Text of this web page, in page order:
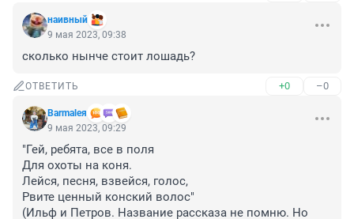
наивный
9 мая 2023, 09:38
сколько нынче стоит лошадь?
ОТВЕТИТЬ +0 –0
Barmaleя
9 мая 2023, 09:29
"Гей, ребята, все в поля
Для охоты на коня.
Лейся, песня, взвейся, голос,
Рвите ценный конский волос"
(Ильф и Петров. Название рассказа не помню. Но